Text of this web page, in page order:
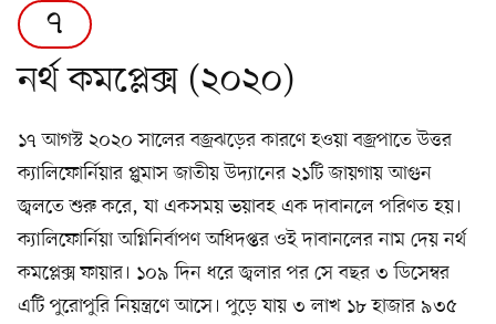
৭
নর্থ কমপ্লেক্স (২০২০)
১৭ আগস্ট ২০২০ সালের বজ্রঝড়ের কারণে হওয়া বজ্রপাতে উত্তর
ক্যালিফোর্নিয়ার প্লুমাস জাতীয় উদ্যানের ২১টি জায়গায় আগুন
জ্বলতে শুরু করে, যা একসময় ভয়াবহ এক দাবানলে পরিণত হয়।
ক্যালিফোর্নিয়া অগ্নিনির্বাপণ অধিদপ্তর ওই দাবানলের নাম দেয় নর্থ
কমপ্লেক্স ফায়ার। ১০৯ দিন ধরে জ্বলার পর সে বছর ৩ ডিসেম্বর
এটি পুরোপুরি নিয়ন্ত্রণে আসে। পুড়ে যায় ৩ লাখ ১৮ হাজার ৯৩৫